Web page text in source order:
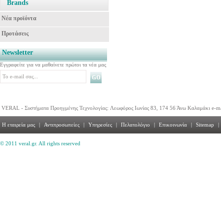
Brands
Νέα προϊόντα
Προτάσεις
Newsletter
Εγγραφείτε για να μαθαίνετε πρώτοι τα νέα μας
VERAL - Συστήματα Προηγμένης Τεχνολογίας: Λεωφόρος Ιωνίας 83, 174 56 Άνω Καλαμάκι e-
Η εταιρεία μας | Αντιπροσωπείες | Υπηρεσίες | Πελατολόγιο | Επικοινωνία | Sitemap |
© 2011 veral.gr. All rights reserved